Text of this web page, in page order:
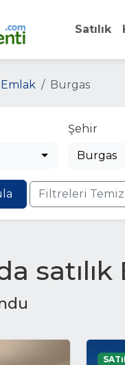
Satılık
Emlak Burgas
Şehir
Burgas
Filtreleri